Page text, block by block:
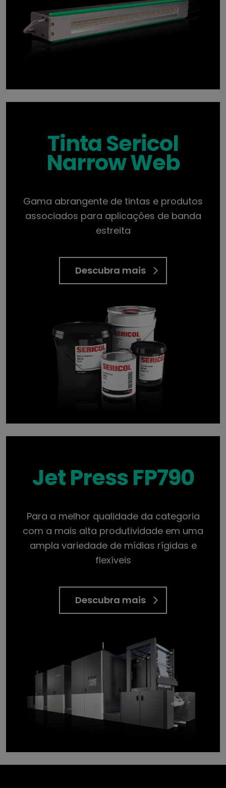
Tinta Sericol
Narrow Web
Gama abrangente de tintas e produtos
associados para aplicações de banda
estreita
Descubra mais
Jet Press FP790
Para a melhor qualidade da categoria
com a mais alta produtividade em uma
ampla variedade de mídias rígidas e
flexíveis
Descubra mais